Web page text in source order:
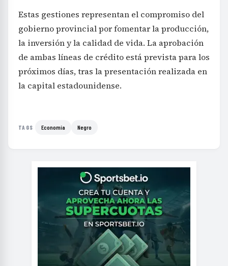
Estas gestiones representan el compromiso del
gobierno provincial por fomentar la producción,
la inversión y la calidad de vida. La aprobación
de ambas líneas de crédito está prevista para los
próximos días, tras la presentación realizada en
la capital estadounidense.
TAGS Economía Negro